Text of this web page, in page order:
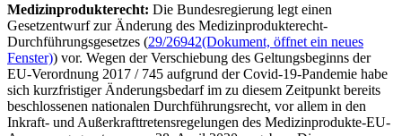
Medizinprodukterecht: Die Bundesregierung legt einen
Gesetzentwurf zur Änderung des Medizinprodukterecht-
Durchführungsgesetzes (29/26942(Dokument, öffnet ein neues
Fenster)) vor. Wegen der Verschiebung des Geltungsbeginns der
EU-Verordnung 2017 / 745 aufgrund der Covid-19-Pandemie habe
sich kurzfristiger Änderungsbedarf im zu diesem Zeitpunkt bereits
beschlossenen nationalen Durchführungsrecht, vor allem in den
Inkraft- und Außerkrafttretensregelungen des Medizinprodukte-EU-